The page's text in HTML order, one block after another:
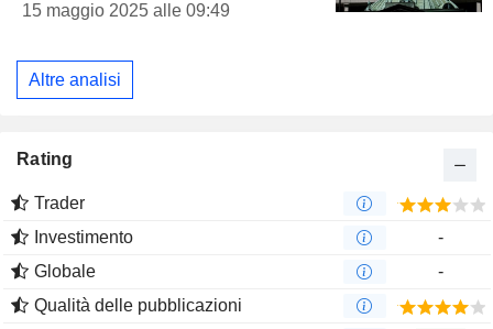
15 maggio 2025 alle 09:49
Altre analisi
Rating
Trader
Investimento
-
Globale
-
Qualità delle pubblicazioni